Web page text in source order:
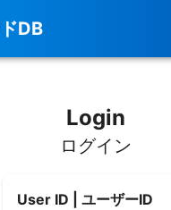
DB
Login
ログイン
User ID | ユーザーID